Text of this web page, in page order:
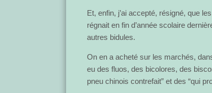
Et, enfin, j’ai accepté, résigné, que
régnait en fin d’année scolaire
autres bidules.
On en a acheté sur les marchés,
eu des fluos, des bicolores, des
pneu chinois contrefait” et des “qui